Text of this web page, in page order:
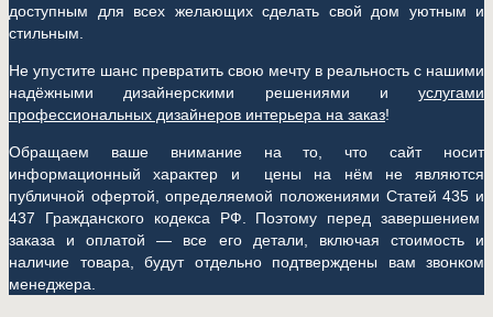
доступным для всех желающих сделать свой дом уютным и
стильным.
Не упустите шанс превратить свою мечту в реальность с нашими
надёжными дизайнерскими решениями и услугами
профессиональных дизайнеров интерьера на заказ!
Обращаем ваше внимание на то, что сайт носит
информационный характер и цены на нём не являются
публичной офертой, определяемой положениями Статей 435 и
437 Гражданского кодекса РФ. Поэтому перед завершением
заказа и оплатой — все его детали, включая стоимость и
наличие товара, будут отдельно подтверждены вам звонком
менеджера.